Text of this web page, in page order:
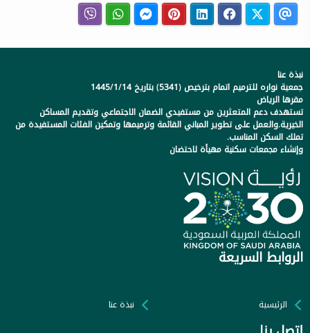
نبذة عنا
جمعية نواره للترميم اتمام بترخيص (5341) بتاريخ 1445/1/14
مقرها الرياض
تستهدف دعم المتعثرين من مستفيدي الضمان الاجتماعي وتقديم المساكن
الخيرية.والعمل على تطوير المباني القائمة وترميمها وتمكين الفئات المستفيدة من
تملك السكن المناسب.
وإنشاء مجمعات سكنية مهيأة لاحتضان
الروابط السريعة
الرئيسية نبذة عنا